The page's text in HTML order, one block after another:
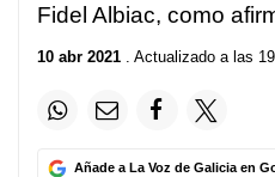
Fidel Albiac, como
10 abr 2021 . Actualizado a las
Añade a La Voz de Galicia en